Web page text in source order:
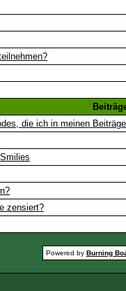
die ich in meinen
zensiert?
Powered by Burning